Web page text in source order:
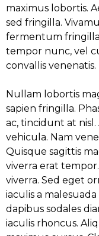
maximus lobortis.
sed fringilla.
fermentum fringilla
tempor nunc, vel
convallis venenatis.
Nullam lobortis
sapien fringilla.
ac, tincidunt at
vehicula. Nam
Quisque sagittis
viverra erat
viverra. Sed eget
iaculis a
dapibus sodales
iaculis rhoncus.